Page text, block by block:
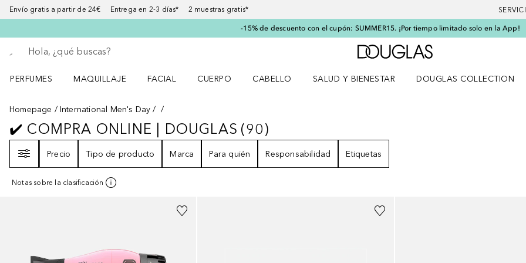
Envío gratis a partir de 24€ Entrega en 2-3 días* 2 muestras gratis*
-15% de descuento con el cupón: SUMMER15. ¡Por tiempo limitado solo en la App!
Regresar
Ejecutar búsqueda
A Douglas Home
PERFUMES
MAQUILLAJE
FACIAL
CUERPO
CABELLO
SALUD Y BIENESTAR
DOUGLAS COLLECTION
Homepage
International Men's Day
✔️ COMPRA ONLINE | DOUGLAS90RESULTADOS
✔️ COMPRA ONLINE | DOUGLAS (90)
Precio
Tipo de producto Marca Para quién Responsabilidad Etiquetas
Notas sobre la clasificación